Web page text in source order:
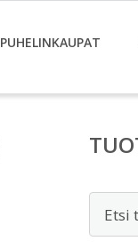
PUHELINKAUPAT